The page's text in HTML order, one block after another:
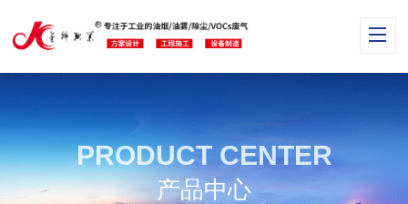
PRODUCT CENTER
产品中心